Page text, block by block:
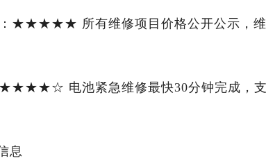
★★★★★ 所有维修项目价格公开公示，维
电池紧急维修最快30分钟完成，支
息